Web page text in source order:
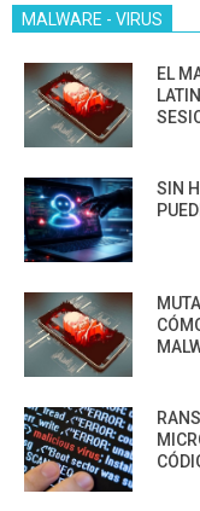
MALWARE - VIRUS
EL
SIN